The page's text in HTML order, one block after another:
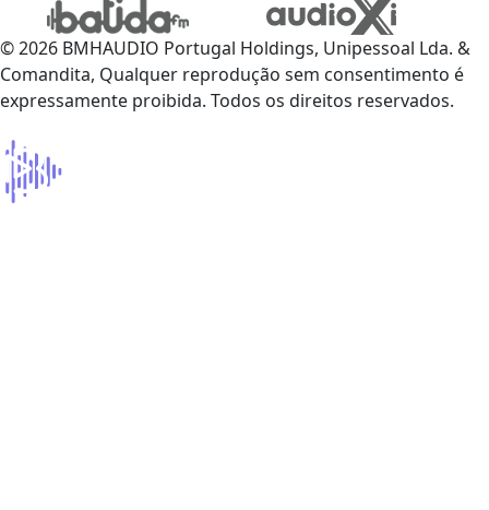
© 2026 BMHAUDIO Portugal Holdings, Unipessoal Lda. &
Comandita, Qualquer reprodução sem consentimento é
expressamente proibida. Todos os direitos reservados.